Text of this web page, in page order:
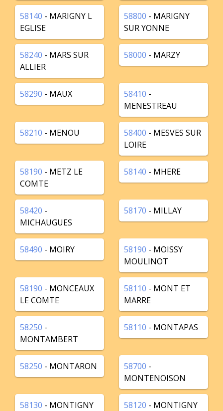
58140 - MARIGNY L
EGLISE
58800 - MARIGNY
SUR YONNE
58240 - MARS SUR
ALLIER
58000 - MARZY
58290 - MAUX 58410 -
MENESTREAU
58210 - MENOU 58400 - MESVES SUR
LOIRE
58190 - METZ LE
COMTE
58140 - MHERE
58420 -
MICHAUGUES
58170 - MILLAY
58490 - MOIRY 58190 - MOISSY
MOULINOT
58190 - MONCEAUX
LE COMTE
58110 - MONT ET
MARRE
58250 -
MONTAMBERT
58110 - MONTAPAS
58250 - MONTARON 58700 -
MONTENOISON
58130 - MONTIGNY
58120 - MONTIGNY